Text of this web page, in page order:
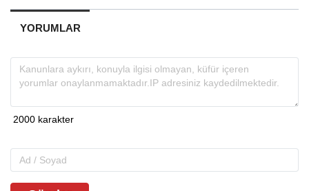
YORUMLAR